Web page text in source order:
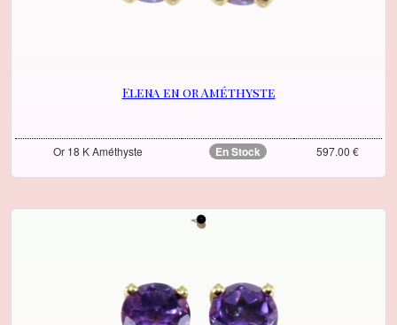
Elena en or Améthyste
Or 18 K Améthyste En Stock 597.00 €